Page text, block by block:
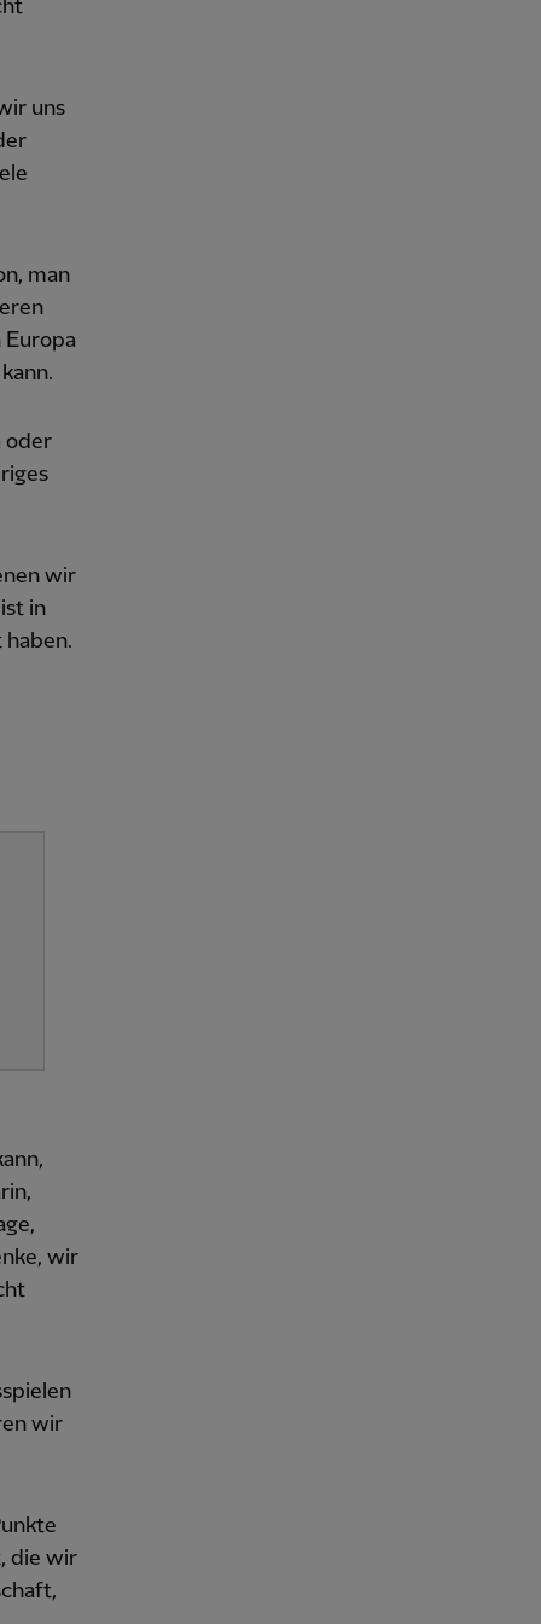
uns
man
Europa
oder
wir
in
haben.
wir
wir
die wir